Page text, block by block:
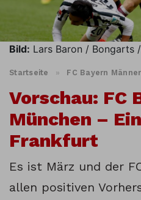
Bild: Lars Baron / Bongarts
Startseite » FC Bayern Männer
Vorschau: FC
München –
Frankfurt
Es ist März und der
allen positiven